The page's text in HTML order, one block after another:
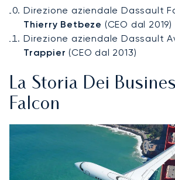
Direzione aziendale Dassault
Thierry Betbeze (CEO dal 2019)
Direzione aziendale Dassault
Trappier (CEO dal 2013)
La Storia Dei
Falcon